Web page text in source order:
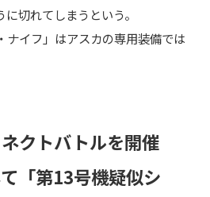
切れてしまうという。
イフ」はアスカの専用装備では
クトバトルを開催
「第13号機疑似シ